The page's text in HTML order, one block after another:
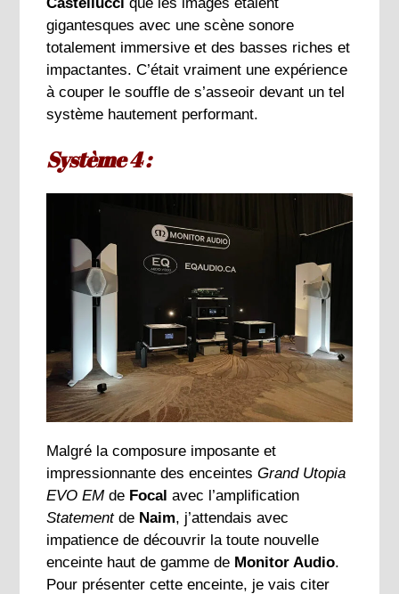
gigantesques avec une scène sonore
totalement immersive et des basses riches et
impactantes. C’était vraiment une expérience
à couper le souffle de s’asseoir devant un tel
système hautement performant.
Système 4 :
Malgré la composure imposante et
impressionnante des enceintesGrand Utopia
EVO EM de Focal avec l’amplification
Statementde Naim, j’attendais avec
impatience de découvrir la toute nouvelle
enceinte haut de gamme de Monitor Audio.
Pour présenter cette enceinte, je vais citer